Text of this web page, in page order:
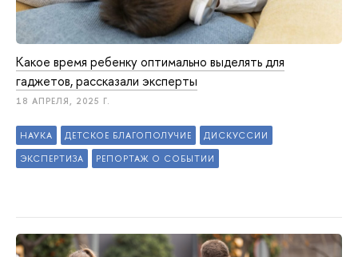
Какое время ребенку оптимально выделять для
гаджетов, рассказали эксперты
18 АПРЕЛЯ, 2025 Г.
НАУКА ДЕТСКОЕ БЛАГОПОЛУЧИЕ ДИСКУССИИ
ЭКСПЕРТИЗА РЕПОРТАЖ О СОБЫТИИ